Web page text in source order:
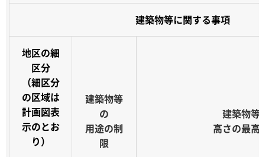
建築物等に関する事項
地区の細
区分
（細区分
の区域は
計画図表
示のとお
り）
建築物等
の
用途の制
限
建築物等
高さの最高